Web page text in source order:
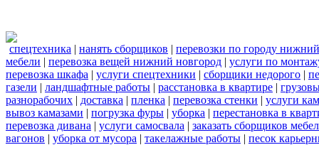
спецтехника | нанять сборщиков | перевозки по городу
мебели | перевозка вещей нижний новгород | услуги по
перевозка шкафа | услуги спецтехники | сборщики недорого |
газели | ландшафтные работы | расстановка в квартире |
разнорабочих | доставка | пленка | перевозка стенки | услуги
вывоз камазами | погрузка фуры | уборка | перестановка в
перевозка дивана | услуги самосвала | заказать сборщиков
вагонов | уборка от мусора | такелажные работы | песок